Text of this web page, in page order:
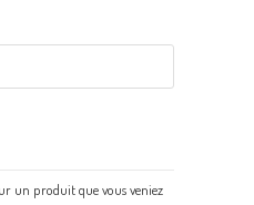
un produit que vous veniez